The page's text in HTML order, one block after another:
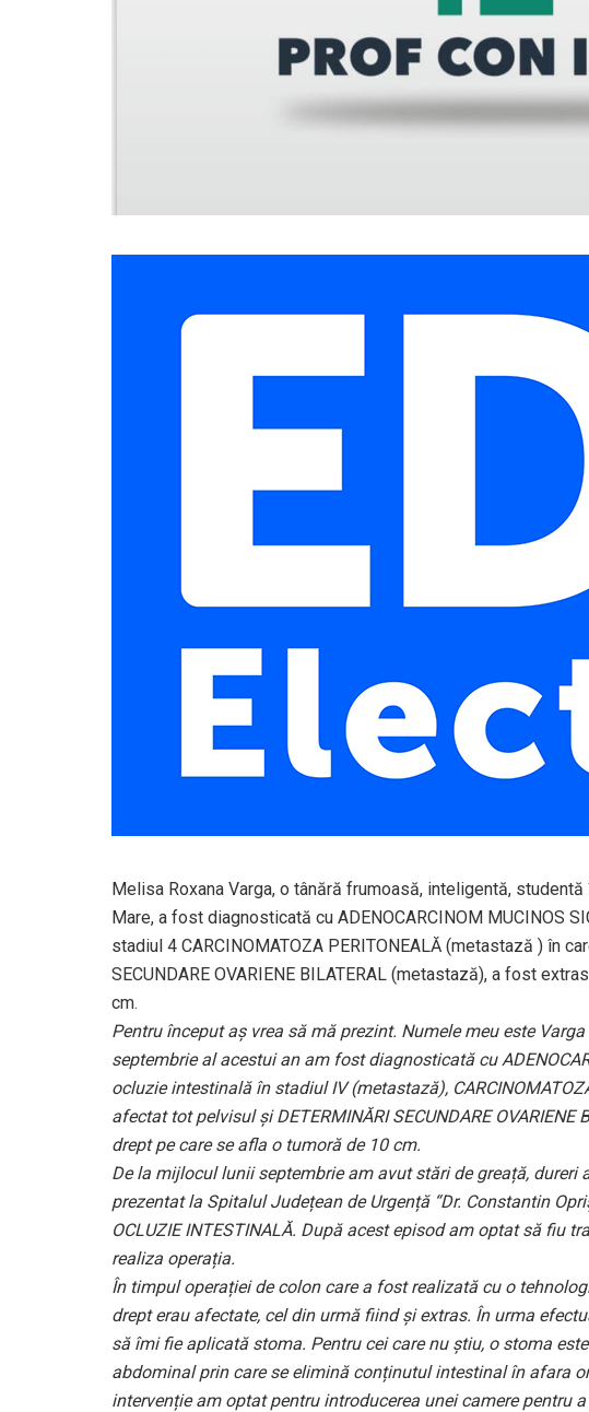
Melisa Roxana Varga, o tânără frumoasă, inteligentă,
Mare, a fost diagnosticată cu ADENOCARCINOM MUCINOS
stadiul 4 CARCINOMATOZA PERITONEALĂ (metastază ) în
SECUNDARE OVARIENE BILATERAL (metastază), a fost
cm.
Pentru început aș vrea să mă prezint. Numele meu este
septembrie al acestui an am fost diagnosticată cu
ocluzie intestinală în stadiul IV (metastază),
afectat tot pelvisul și DETERMINĂRI SECUNDARE
drept pe care se afla o tumoră de 10 cm.
De la mijlocul lunii septembrie am avut stări de greață, dureri
prezentat la Spitalul Județean de Urgență “Dr. Constantin
OCLUZIE INTESTINALĂ. După acest episod am optat să fiu
realiza operația.
În timpul operației de colon care a fost realizată cu o
drept erau afectate, cel din urmă fiind și extras. În urma
să îmi fie aplicată stoma. Pentru cei care nu știu, o stoma
abdominal prin care se elimină conținutul intestinal în afara
intervenție am optat pentru introducerea unei camere pentru